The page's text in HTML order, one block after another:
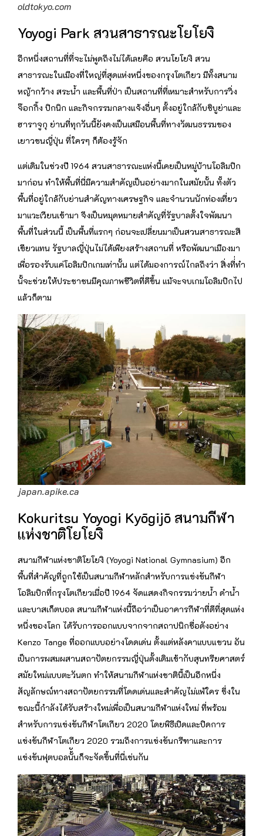
oldtokyo.com
Yoyogi Park สวนสาธารณะโยโยงิ
อีกหนึ่งสถานที่ที่จะไม่พูดถึงไม่ได้เลยคือ สวนโยโยงิ สวน
สาธารณะในเมืองที่ใหญ่ที่สุดแห่งหนึ่งของกรุงโตเกียว มีทั้งสนาม
หญ้ากว้าง สระน้ำ และพื้นที่ป่า เป็นสถานที่ที่เหมาะสำหรับการวิ่ง
จ๊อกกิ้ง ปิกนิก และกิจกรรมกลางแจ้งอื่นๆ ตั้งอยู่ใกล้กับชิบูย่าและ
ฮาราจูกุ ย่านที่ทุกวันนี้ยังคงเป็นเสมือนพื้นที่ทางวัฒนธรรมของ
เยาวชนญี่ปุ่น ที่ใครๆ ก็ต้องรู้จัก
แต่เดิมในช่วงปี 1964 สวนสาธารณะแห่งนี้เคยเป็นหมู่บ้านโอลิมปิก
มาก่อน ทำให้พื้นที่นี่มีความสำคัญเป็นอย่างมากในสมัยนั้น ทั้งตัว
พื้นที่อยู่ใกล้กับย่านสำคัญทางเศรษฐกิจ และจำนวนนักท่องเที่ยว
มาแวะเวียนเข้ามา จึงเป็นหมุดหมายสำคัญที่รัฐบาลตั้งใจพัฒนา
พื้นที่ในส่วนนี้ เป็นพื้นที่แรกๆ ก่อนจะเปลี่ยนมาเป็นสวนสาธารณะสี
เขียวแทน รัฐบาลญี่ปุ่นไม่ได้เพียงสร้างสถานที่ หรือพัฒนาเมืองมา
เพื่อรองรับแค่โอลิมปิกเกมเท่านั้น แต่ได้มองการณ์ไกลถึงว่า สิ่งที่่ทำ
นั้จะช่วยให้ประชาชนมีคุณภาพชีวิตที่ดีขึ้น แม้จะจบเกมโอลิมปิกไป
แล้วก็ตาม
japan.apike.ca
Kokuritsu Yoyogi Kyōgijō สนามกีฬา
แห่งชาติโยโยงิ
สนามกีฬาแห่งชาติโยโยงิ (Yoyogi National Gymnasium) อีก
พื้นที่สำคัญที่ถูกใช้เป็นสนามกีฬาหลักสำหรับการแข่งขันกีฬา
โอลิมปิกที่กรุงโตเกียวเมื่อปี 1964 จัดแสดงกิจกรรมว่ายน้ำ ดำน้ำ
และบาสเก็ตบอล สนามกีฬาแห่งนี้ถือว่าเป็นอาคารกีฬาที่ดีที่สุดแห่ง
หนึ่งของโลก ได้รับการออกแบบจากจากสถาปนิกชื่อดังอย่าง
Kenzo Tange ที่ออกแบบอย่างโดดเด่น ตั้งแต่หลังคาแบบแขวน อัน
เป็นการผสมผสานสถาปัตยกรรมญี่ปุ่นดั้งเดิมเข้ากับสุนทรียศาสตร์
สมัยใหม่แบบตะวันตก ทำให้สนามกีฬาแห่งชาตินี้เป็นอีกหนึ่ง
สัญลักษณ์ทางสถาปัตยกรรมที่โดดเด่นและสำคัญไม่แพ้ใคร ซึ่งใน
ขณะนี้กำลังได้รับสร้างใหม่เพื่อเป็นสนามกีฬาแห่งใหม่ ที่พร้อม
สำหรับการแข่งขันกีฬาโตเกียว 2020 โดยพิธีเปิดและปิดการ
แข่งขันกีฬาโตเกียว 2020 รวมถึงการแข่งขันกรีฑาและการ
แข่งขันฟุตบอลนั้ันก็จะจัดขึ้นที่นี่เช่นกัน